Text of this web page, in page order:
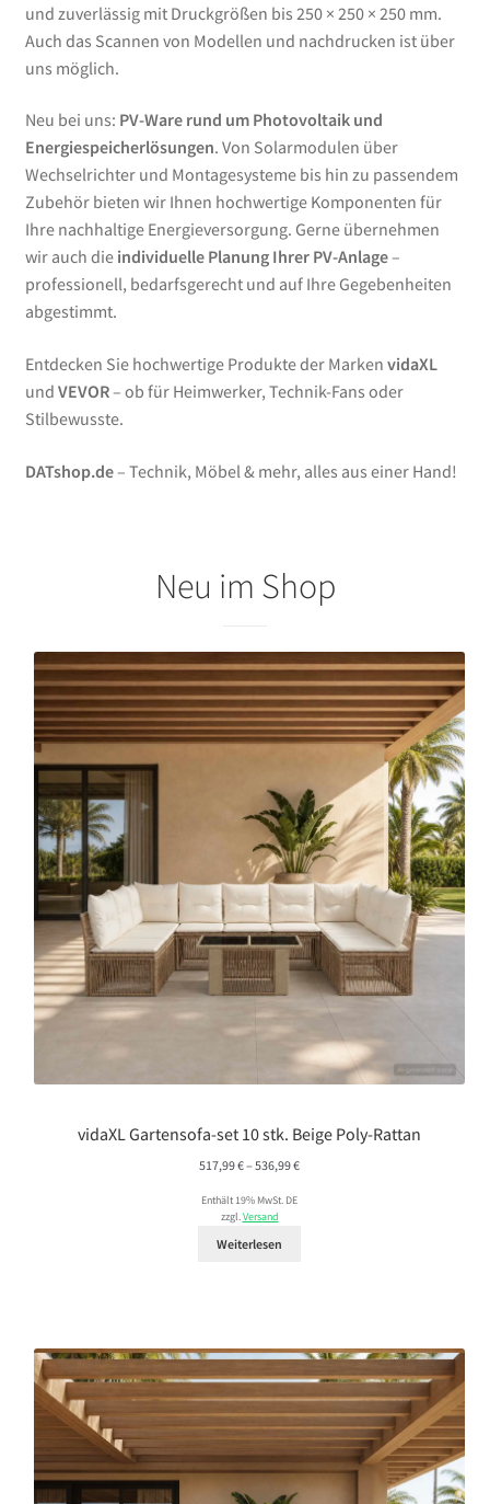
und zuverlässig mit Druckgrößen bis 250 × 250 × 250 mm.
Auch das Scannen von Modellen und nachdrucken ist über
uns möglich.
Neu bei uns: PV-Ware rund um Photovoltaik und
Energiespeicherlösungen. Von Solarmodulen über
Wechselrichter und Montagesysteme bis hin zu passendem
Zubehör bieten wir Ihnen hochwertige Komponenten für
Ihre nachhaltige Energieversorgung. Gerne übernehmen
wir auch die individuelle Planung Ihrer PV-Anlage–
professionell, bedarfsgerecht und auf Ihre Gegebenheiten
abgestimmt.
Entdecken Sie hochwertige Produkte der Marken vidaXL
und VEVOR– ob für Heimwerker, Technik-Fans oder
Stilbewusste.
DATshop.de– Technik, Möbel & mehr, alles aus einer Hand!
Neu im Shop
vidaXL Gartensofa-set 10 stk. Beige Poly-Rattan
517,99€– 536,99€Preisspanne:
Enthält 19% MwSt. DE
zzgl.Versand
Weiterlesen